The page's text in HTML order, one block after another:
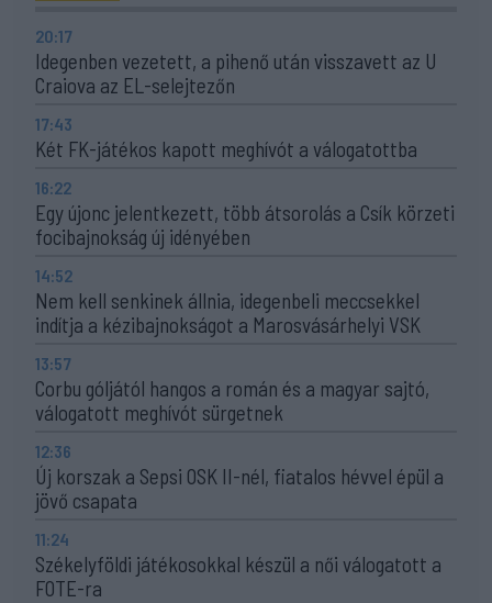
20:17
Idegenben vezetett, a pihenő után visszavett az U
Craiova az EL-selejtezőn
17:43
Két FK-játékos kapott meghívót a válogatottba
16:22
Egy újonc jelentkezett, több átsorolás a Csík körzeti
focibajnokság új idényében
14:52
Nem kell senkinek állnia, idegenbeli meccsekkel
indítja a kézibajnokságot a Marosvásárhelyi VSK
13:57
Corbu góljától hangos a román és a magyar sajtó,
válogatott meghívót sürgetnek
12:36
Új korszak a Sepsi OSK II-nél, fiatalos hévvel épül a
jövő csapata
11:24
Székelyföldi játékosokkal készül a női válogatott a
FOTE-ra